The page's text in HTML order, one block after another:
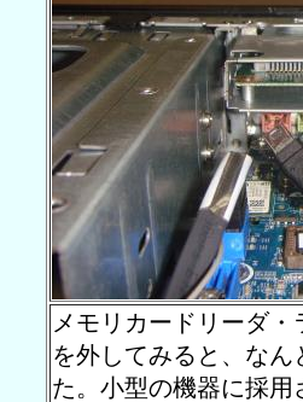
メモリカードリーダ
を外してみると、な
た。小型の機器に採用